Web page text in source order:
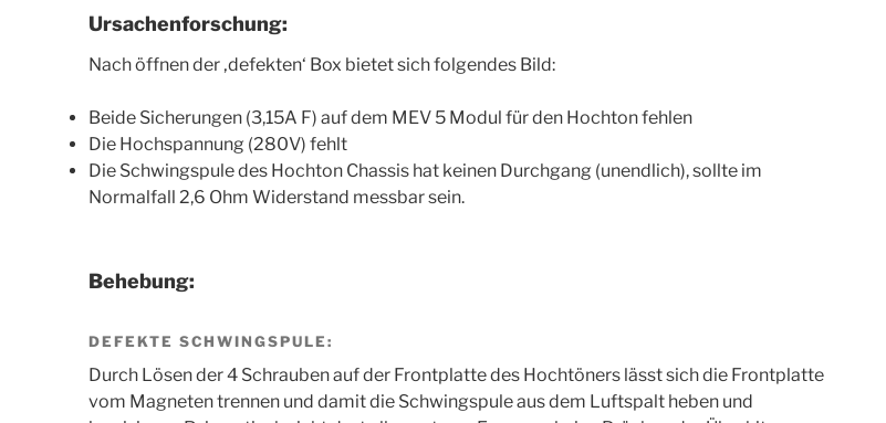
Ursachenforschung:
Nach öffnen der ‚defekten‘ Box bietet sich folgendes Bild:
Beide Sicherungen (3,15A F) auf dem MEV 5 Modul für den Hochton fehlen
Die Hochspannung (280V) fehlt
Die Schwingspule des Hochton Chassis hat keinen Durchgang (unendlich), sollte im
Normalfall 2,6 Ohm Widerstand messbar sein.
Behebung:
DEFEKTE SCHWINGSPULE:
Durch Lösen der 4 Schrauben auf der Frontplatte des Hochtöners lässt sich die Frontplatte
vom Magneten trennen und damit die Schwingspule aus dem Luftspalt heben und